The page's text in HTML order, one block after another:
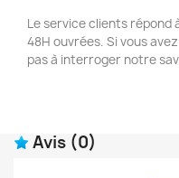
Le service clients répond
48H ouvrées. Si vous
pas à interroger notre
Avis (0)